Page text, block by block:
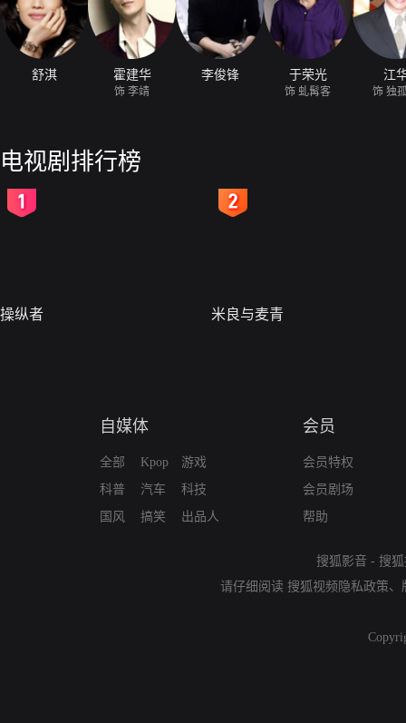
舒淇 霍建华
饰 李靖
李俊锋 于荣光
饰 虬髯客
江
饰 独
电视剧排行榜
操纵者 米良与麦青
自媒体
全部
科普
国风
Kpop
汽车
搞笑
游戏
科技
出品人
会员
会员特权
会员剧场
帮助
搜狐影音 - 搜
请仔细阅读 搜狐视频隐私政策、